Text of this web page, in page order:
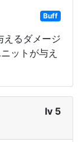
Buff
えるダメージ
ットが与え
lv 5